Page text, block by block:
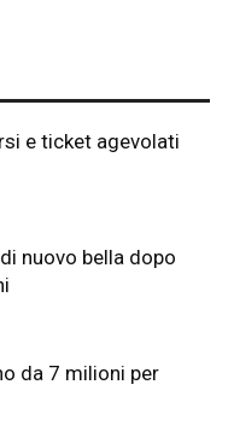
e ticket agevolati
nuovo bella dopo
da 7 milioni per